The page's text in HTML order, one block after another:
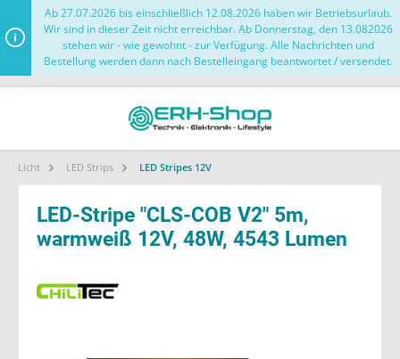
Ab 27.07.2026 bis einschließlich 12.08.2026 haben wir Betriebsurlaub.
Wir sind in dieser Zeit nicht erreichbar. Ab Donnerstag, den 13.082026
stehen wir - wie gewohnt - zur Verfügung. Alle Nachrichten und
Bestellung werden dann nach Bestelleingang beantwortet / versendet.
Licht LED Strips LED Stripes 12V
LED-Stripe "CLS-COB V2" 5m,
warmweiß 12V, 48W, 4543 Lumen